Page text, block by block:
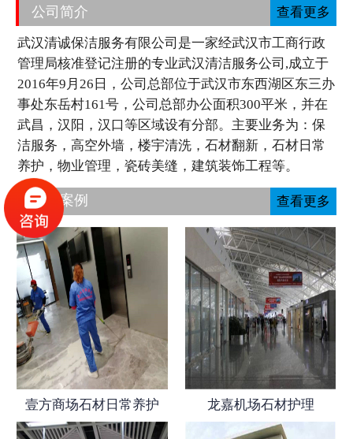
公司简介 查看更多
武汉清诚保洁服务有限公司是一家经武汉市工商行政
管理局核准登记注册的专业武汉清洁服务公司,成立于
2016年9月26日，公司总部位于武汉市东西湖区东三办
事处东岳村161号，公司总部办公面积300平米，并在
武昌，汉阳，汉口等区域设有分部。主要业务为：保
洁服务，高空外墙，楼宇清洗，石材翻新，石材日常
养护，物业管理，瓷砖美缝，建筑装饰工程等。
工程案例 查看更多
壹方商场石材日常养护 龙嘉机场石材护理